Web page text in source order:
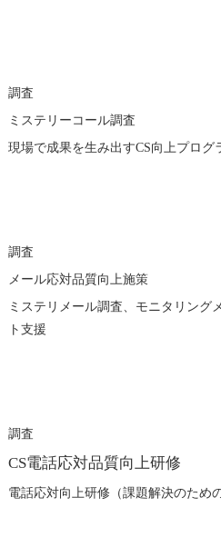
調査
ミステリーコール調査
現場で成果を生み出すCS向上プログ
調査
メール応対品質向上施策
ミステリメール調査、モニタリング
ト支援
調査
CS電話応対品質向上研修
電話応対向上研修（課題解決のため